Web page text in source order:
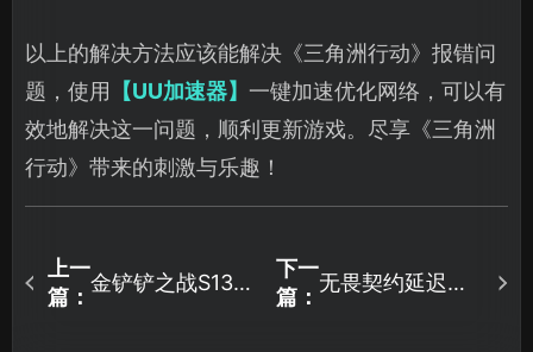
以上的解决方法应该能解决《三角洲行动》报错问
题，使用
【UU加速器】 一键加速优化网络，可以有
效地解决这一问题，顺利更新游戏。尽享《三角洲
行动》带来的刺激与乐趣！
上一
篇：
金铲铲之战S13掉
下一
篇：
无畏契约延迟高